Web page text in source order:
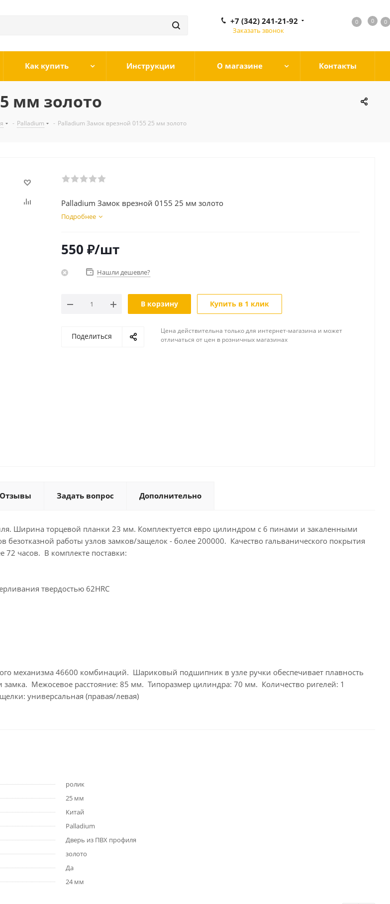
0 0 0
0
+7 (342) 241-21-92
Заказать звонок
Как купить Инструкции О магазине Контакты
мм золото
- Palladium - Palladium Замок врезной 0155 25 мм золото
Palladium Замок врезной 0155 25 мм золото
Подробнее
550 ₽/шт
Нашли дешевле?
В корзину Купить в 1 клик
Поделиться
Цена действительна только для интернет-магазина и может
отличаться от цен в розничных магазинах
Отзывы Задать вопрос Дополнительно
Ширина торцевой планки 23 мм. Комплектуется евро цилиндром с 6 пинами и закаленными
работы узлов замков/защелок - более 200000. Качество гальванического покрытия
72 часов. В комплекте поставки:
твердостью 62HRC
механизма 46600 комбинаций. Шариковый подшипник в узле ручки обеспечивает плавность
замка. Межосевое расстояние: 85 мм. Типоразмер цилиндра: 70 мм. Количество ригелей: 1
универсальная (правая/левая)
ролик
25 мм
Китай
Palladium
Дверь из ПВХ профиля
золото
Да
24 мм